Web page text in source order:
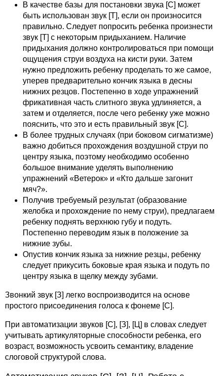
В качестве базы для постановки звука [С] может
быть использован звук [Т], если он произносится
правильно. Следует попросить ребенка произнести
звук [Т] с некоторым придыханием. Наличие
придыхания должно контролироваться при помощи
ощущения струи воздуха на кисти руки. Затем
нужно предложить ребенку проделать то же самое,
уперев предварительно кончик языка в десны
нижних резцов. Постепенно в ходе упражнений
фрикативная часть слитного звука удлиняется, а
затем и отделяется, после чего ребенку уже можно
пояснить, что это и есть правильный звук [С].
В более трудных случаях (при боковом сигматизме)
важно добиться прохождения воздушной струи по
центру языка, поэтому необходимо особенно
большое внимание уделять выполнению
упражнений «Ветерок» и «Кто дальше загонит
мяч?».
Получив требуемый результат (образование
желобка и прохождение по нему струи), предлагаем
ребенку поднять верхнюю губу и подуть.
Постепенно переводим язык в положение за
нижние зубы.
Опустив кончик языка за нижние резцы, ребенку
следует прикусить боковые края языка и подуть по
центру языка в щелку между зубами.
Звонкий звук [З] легко воспроизводится на основе
простого присоединения голоса к фонеме [С].
При автоматизации звуков [С], [З], [Ц] в словах следует
учитывать артикуляторные способности ребенка, его
возраст, возможность усвоить семантику, владение
слоговой структурой слова.